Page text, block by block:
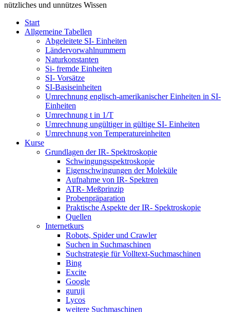
nützliches und unnützes Wissen
Start
Allgemeine Tabellen
Abgeleitete SI- Einheiten
Ländervorwahlnummern
Naturkonstanten
Si- fremde Einheiten
SI- Vorsätze
SI-Basiseinheiten
Umrechnung englisch-amerikanischer Einheiten in SI-
Einheiten
Umrechnung t in 1/T
Umrechnung ungültiger in gültige SI- Einheiten
Umrechnung von Temperatureinheiten
Kurse
Grundlagen der IR- Spektroskopie
Schwingungsspektroskopie
Eigenschwingungen der Moleküle
Aufnahme von IR- Spektren
ATR- Meßprinzip
Probenpräparation
Praktische Aspekte der IR- Spektroskopie
Quellen
Internetkurs
Robots, Spider und Crawler
Suchen in Suchmaschinen
Suchstrategie für Volltext-Suchmaschinen
Bing
Excite
Google
guruji
Lycos
weitere Suchmaschinen